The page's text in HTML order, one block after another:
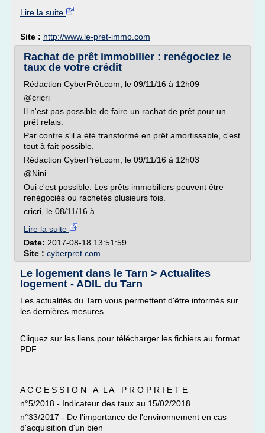
Lire la suite
Site : http://www.le-pret-immo.com
Rachat de prêt immobilier : renégociez le
taux de votre crédit
Rédaction CyberPrêt.com, le 09/11/16 à 12h09
@cricri
Il n'est pas possible de faire un rachat de prêt pour un
prêt relais.
Par contre s'il a été transformé en prêt amortissable, c'est
tout à fait possible.
Rédaction CyberPrêt.com, le 09/11/16 à 12h03
@Nini
Oui c'est possible. Les prêts immobiliers peuvent être
renégociés ou rachetés plusieurs fois.
cricri, le 08/11/16 à...
Lire la suite
Date: 2017-08-18 13:51:59
Site : cyberpret.com
Le logement dans le Tarn > Actualites
logement - ADIL du Tarn
Les actualités du Tarn vous permettent d'être informés sur
les dernières mesures...
Cliquez sur les liens pour télécharger les fichiers au format
PDF
A C C E S S I O N A L A P R O P R I E T E
n°5/2018 - Indicateur des taux au 15/02/2018
n°33/2017 - De l'importance de l'environnement en cas
d'acquisition d'un bien